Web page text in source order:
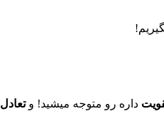
داره رو متوجه میشید! وتعادل